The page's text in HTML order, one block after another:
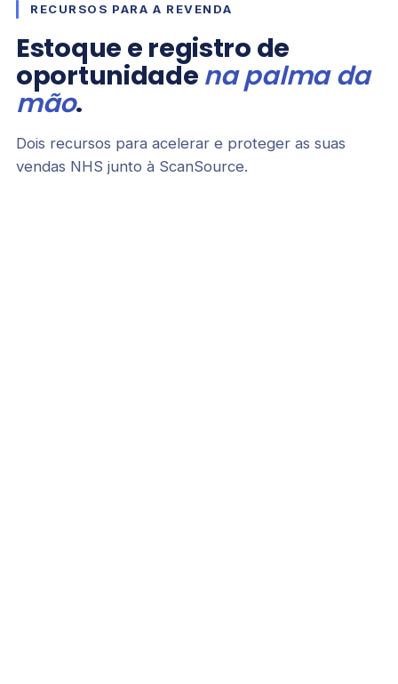
RECURSOS PARA A REVENDA
Estoque e registro de
oportunidade na palma da
mão.
Dois recursos para acelerar e proteger as suas
vendas NHS junto à ScanSource.